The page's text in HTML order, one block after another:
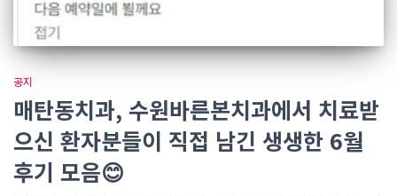
공지
매탄동치과, 수원바른본치과에서 치료받
으신 환자분들이 직접 남긴 생생한 6월
후기 모음😊